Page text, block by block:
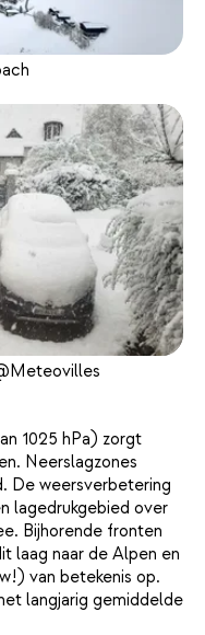
1025 hPa) zorgt
Neerslagzones
De weersverbetering
lagedrukgebied over
Bijhorende fronten
laag naar de Alpen en
van betekenis op.
langjarig gemiddelde